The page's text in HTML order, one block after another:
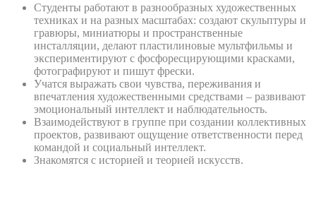
Студенты работают в разнообразных художественных
техниках и на разных масштабах: создают скульптуры и
гравюры, миниатюры и пространственные
инсталляции, делают пластилиновые мультфильмы и
экспериментируют с фосфоресцирующими красками,
фотографируют и пишут фрески.
Учатся выражать свои чувства, переживания и
впечатления художественными средствами – развивают
эмоциональный интеллект и наблюдательность.
Взаимодействуют в группе при создании коллективных
проектов, развивают ощущение ответственности перед
командой и социальный интеллект.
Знакомятся с историей и теорией искусств.